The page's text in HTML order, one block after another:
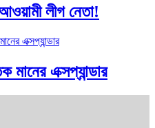
লীগ নেতা!
মানের এক্সপ্যান্ডার